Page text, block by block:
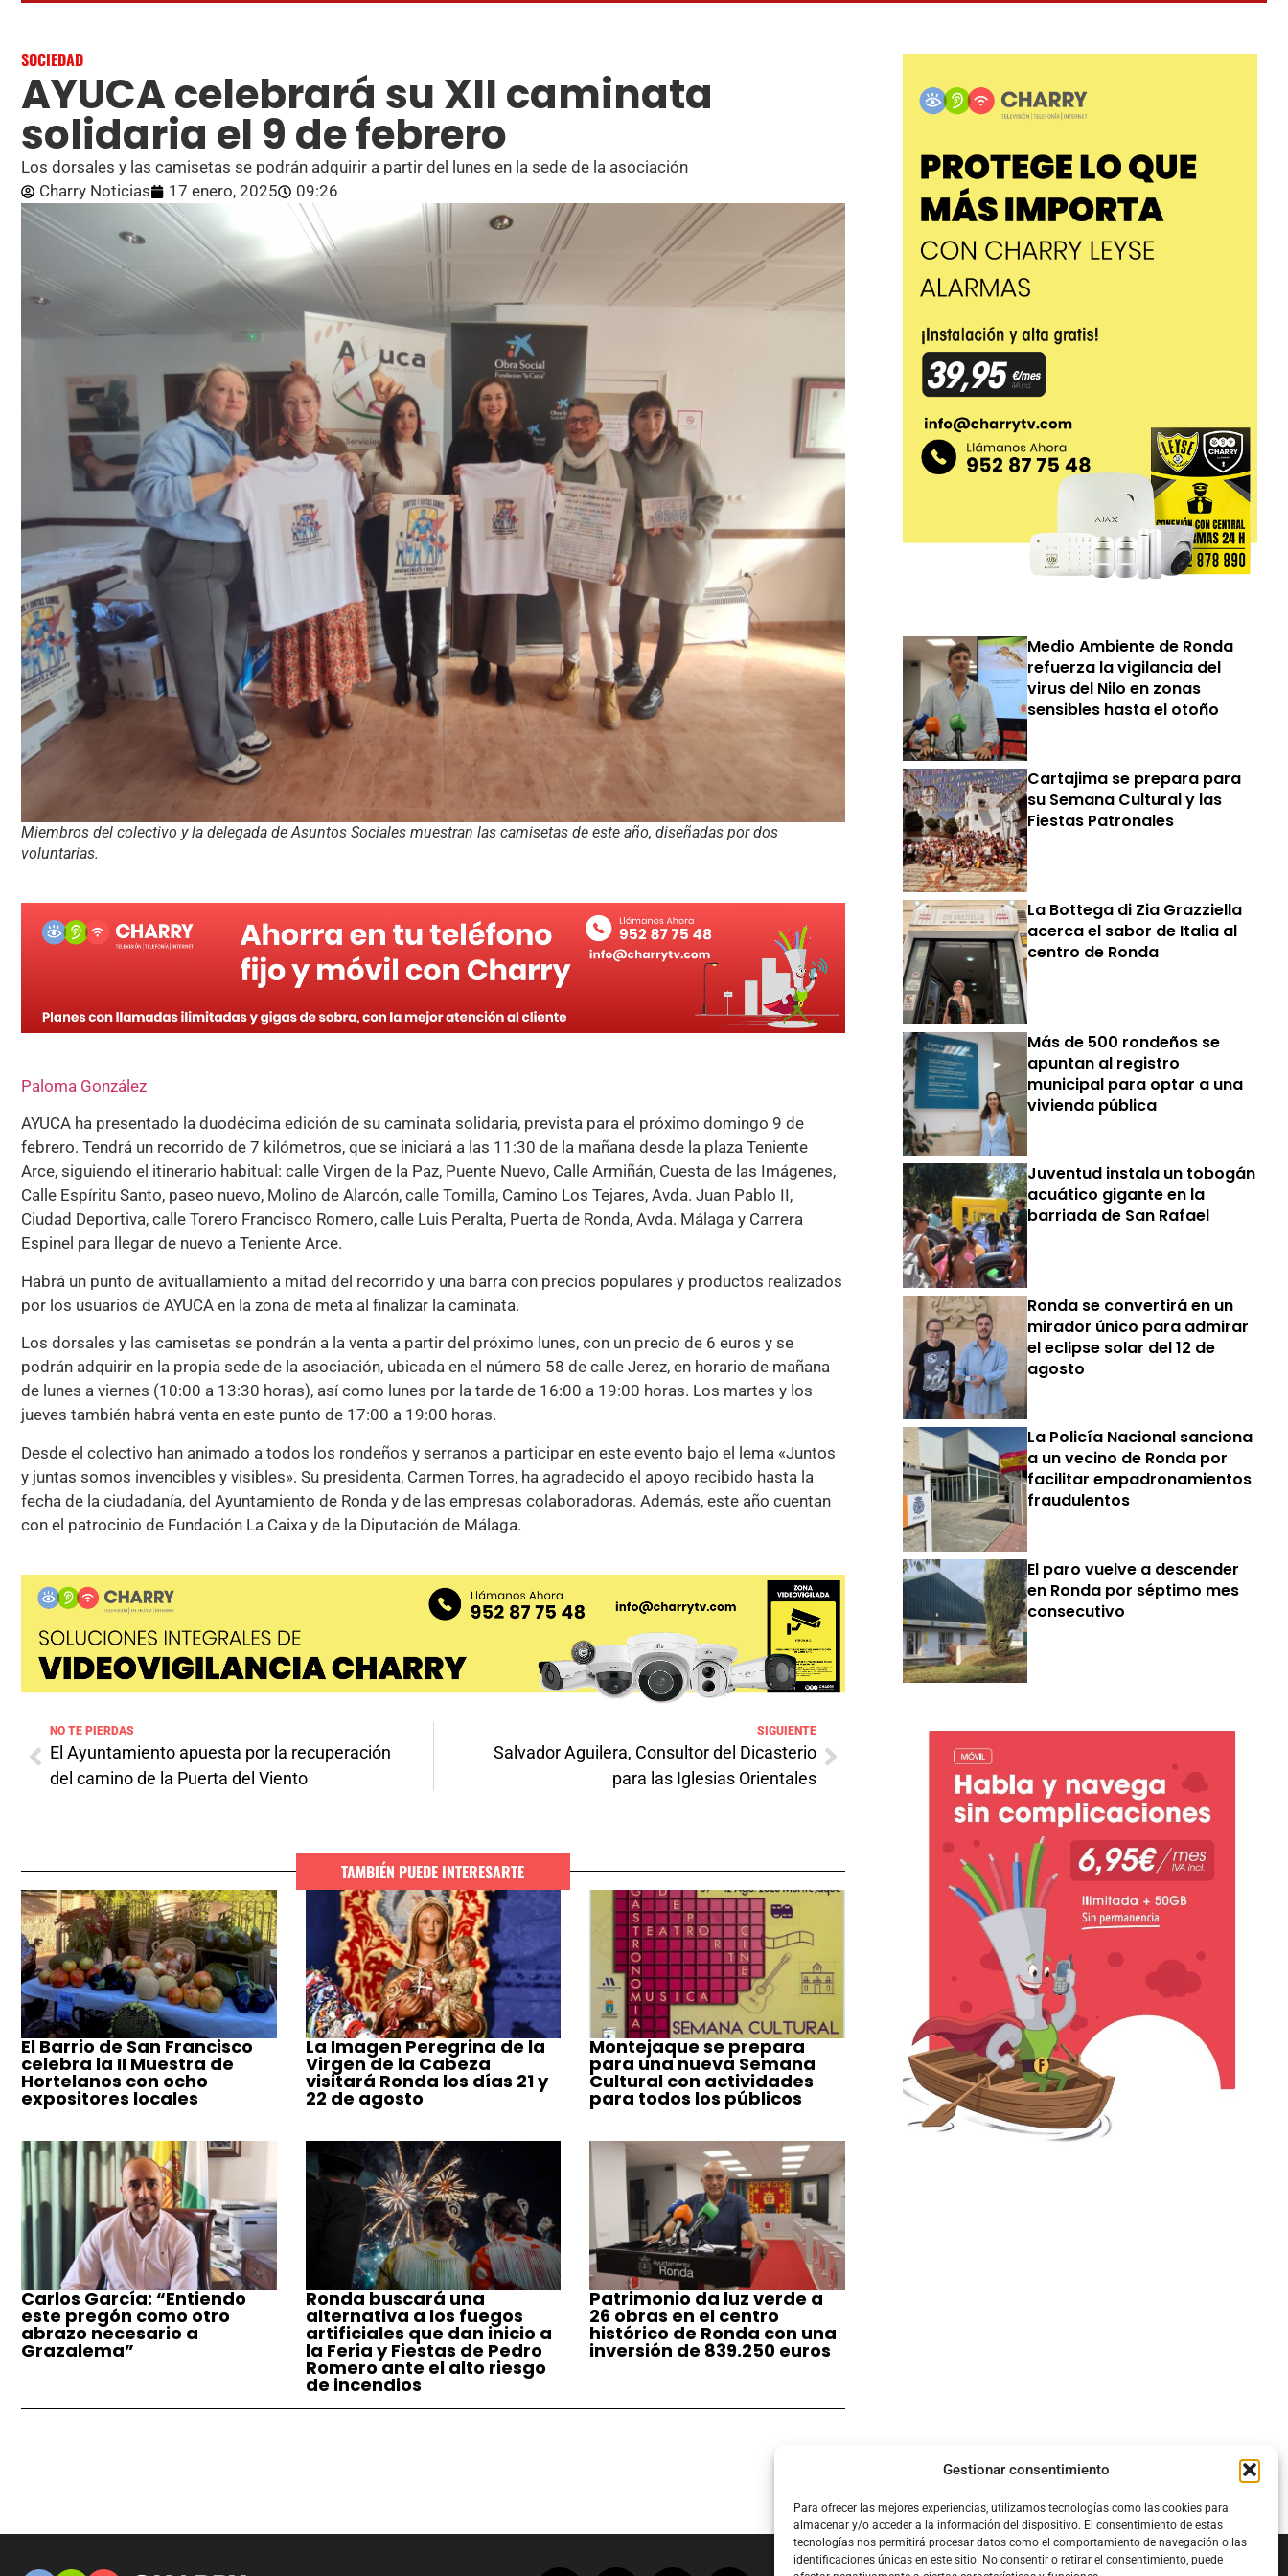
Gestionar consentimiento
Para ofrecer las mejores experiencias, utilizamos tecnologías como las cookies para
almacenar y/o acceder a la información del dispositivo. El consentimiento de estas
tecnologías nos permitirá procesar datos como el comportamiento de navegación o las
identificaciones únicas en este sitio. No consentir o retirar el consentimiento, puede
SOCIEDAD
AYUCA celebrará su XII caminata
solidaria el 9 de febrero
Los dorsales y las camisetas se podrán adquirir a partir del lunes en la sede de la asociación
Charry Noticias
17 enero, 2025 09:26
Miembros del colectivo y la delegada de Asuntos Sociales muestran las camisetas de este año, diseñadas por dos
voluntarias.
Paloma González
AYUCA ha presentado la duodécima edición de su caminata solidaria, prevista para el próximo domingo 9 de
febrero. Tendrá un recorrido de 7 kilómetros, que se iniciará a las 11:30 de la mañana desde la plaza Teniente
Arce, siguiendo el itinerario habitual: calle Virgen de la Paz, Puente Nuevo, Calle Armiñán, Cuesta de las Imágenes,
Calle Espíritu Santo, paseo nuevo, Molino de Alarcón, calle Tomilla, Camino Los Tejares, Avda. Juan Pablo II,
Ciudad Deportiva, calle Torero Francisco Romero, calle Luis Peralta, Puerta de Ronda, Avda. Málaga y Carrera
Espinel para llegar de nuevo a Teniente Arce.
Habrá un punto de avituallamiento a mitad del recorrido y una barra con precios populares y productos realizados
por los usuarios de AYUCA en la zona de meta al finalizar la caminata.
Los dorsales y las camisetas se pondrán a la venta a partir del próximo lunes, con un precio de 6 euros y se
podrán adquirir en la propia sede de la asociación, ubicada en el número 58 de calle Jerez, en horario de mañana
de lunes a viernes (10:00 a 13:30 horas), así como lunes por la tarde de 16:00 a 19:00 horas. Los martes y los
jueves también habrá venta en este punto de 17:00 a 19:00 horas.
Desde el colectivo han animado a todos los rondeños y serranos a participar en este evento bajo el lema «Juntos
y juntas somos invencibles y visibles». Su presidenta, Carmen Torres, ha agradecido el apoyo recibido hasta la
fecha de la ciudadanía, del Ayuntamiento de Ronda y de las empresas colaboradoras. Además, este año cuentan
con el patrocinio de Fundación La Caixa y de la Diputación de Málaga.
NO TE PIERDAS
El Ayuntamiento apuesta por la recuperación
del camino de la Puerta del Viento
SIGUIENTE
Salvador Aguilera, Consultor del Dicasterio
para las Iglesias Orientales
TAMBIÉN PUEDE INTERESARTE
El Barrio de San Francisco
celebra la II Muestra de
Hortelanos con ocho
expositores locales
La Imagen Peregrina de la
Virgen de la Cabeza
visitará Ronda los días 21 y
22 de agosto
Montejaque se prepara
para una nueva Semana
Cultural con actividades
para todos los públicos
Carlos García: “Entiendo
este pregón como otro
abrazo necesario a
Grazalema”
Ronda buscará una
alternativa a los fuegos
artificiales que dan inicio a
la Feria y Fiestas de Pedro
Romero ante el alto riesgo
de incendios
Patrimonio da luz verde a
26 obras en el centro
histórico de Ronda con una
inversión de 839.250 euros
Medio Ambiente de Ronda
refuerza la vigilancia del
virus del Nilo en zonas
sensibles hasta el otoño
Cartajima se prepara para
su Semana Cultural y las
Fiestas Patronales
La Bottega di Zia Grazziella
acerca el sabor de Italia al
centro de Ronda
Más de 500 rondeños se
apuntan al registro
municipal para optar a una
vivienda pública
Juventud instala un tobogán
acuático gigante en la
barriada de San Rafael
Ronda se convertirá en un
mirador único para admirar
el eclipse solar del 12 de
agosto
La Policía Nacional sanciona
a un vecino de Ronda por
facilitar empadronamientos
fraudulentos
El paro vuelve a descender
en Ronda por séptimo mes
consecutivo